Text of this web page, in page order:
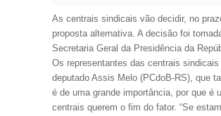
As centrais sindicais vão decidir, no
proposta alternativa. A decisão foi
Secretaria Geral da Presidência da
Os representantes das centrais
deputado Assis Melo (PCdoB-RS), que
é de uma grande importância, por que é
centrais querem o fim do fator. “Se